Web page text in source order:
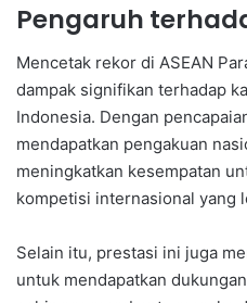
Pengaruh
Mencetak rekor di ASEAN
dampak signifikan terhadap
Indonesia. Dengan
mendapatkan pengakuan
meningkatkan kesempatan
kompetisi internasional yang
Selain itu, prestasi ini juga
untuk mendapatkan